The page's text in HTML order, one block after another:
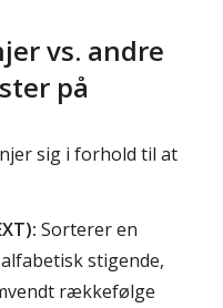
vs. andre
på
sig i forhold til at
Sorterer en
stigende,
rækkefølge